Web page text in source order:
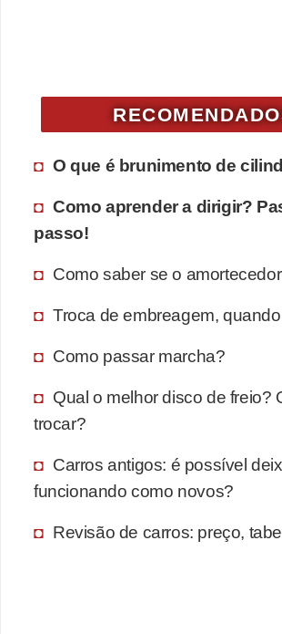
O que é brunimento de
Como aprender a dirigir?
passo!
Como saber se o
Troca de embreagem,
Como passar marcha?
Qual o melhor disco de freio?
trocar?
Carros antigos: é possível
funcionando como novos?
Revisão de carros: preço,